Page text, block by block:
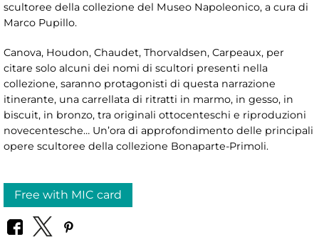
scultoree della collezione del Museo Napoleonico, a cura di
Marco Pupillo.
Canova, Houdon, Chaudet, Thorvaldsen, Carpeaux, per
citare solo alcuni dei nomi di scultori presenti nella
collezione, saranno protagonisti di questa narrazione
itinerante, una carrellata di ritratti in marmo, in gesso, in
biscuit, in bronzo, tra originali ottocenteschi e riproduzioni
novecentesche… Un’ora di approfondimento delle principali
opere scultoree della collezione Bonaparte-Primoli.
Free with MIC card